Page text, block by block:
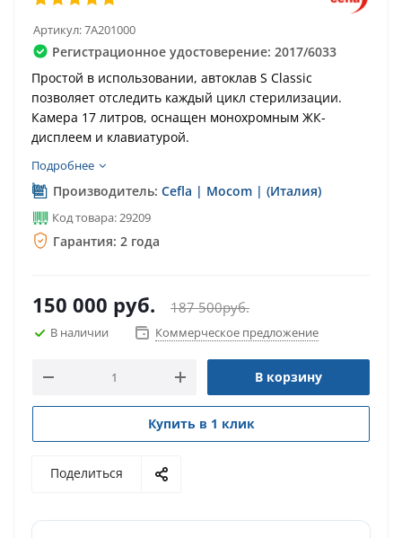
Артикул:7A201000
Регистрационное удостоверение: 2017/6033
Простой в использовании, автоклав S Classic
позволяет отследить каждый цикл стерилизации.
Камера 17 литров, оснащен монохромным ЖК-
дисплеем и клавиатурой.
Подробнее
Производитель: Cefla | Mocom | (Италия)
Код товара: 29209
Гарантия: 2 года
150 000 руб. 187 500руб.
В наличии Коммерческое предложение
В корзину
Купить в 1 клик
Поделиться